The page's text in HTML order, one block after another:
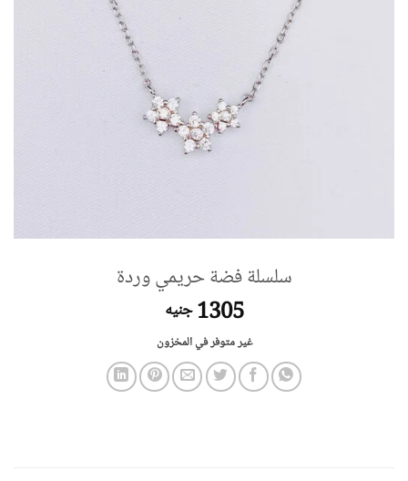
سلسلة فضة حريمي وردة
1305 جنيه
غير متوفر في المخزون